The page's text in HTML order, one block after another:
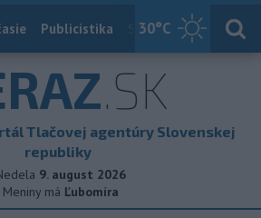
30°C
Publicistika Slovensko
.SK
Tlačovej agentúry Slovenskej
republiky
9. august 2026
Meniny má Ľubomíra